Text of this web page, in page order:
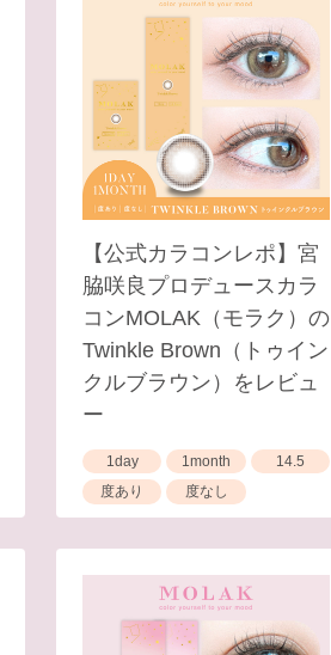
【公式カラコンレポ】宮
脇咲良プロデュースカラ
コンMOLAK（モラク）の
Twinkle Brown（トゥイン
クルブラウン）をレビュ
ー
1day 1month
14.5
度あり
度なし